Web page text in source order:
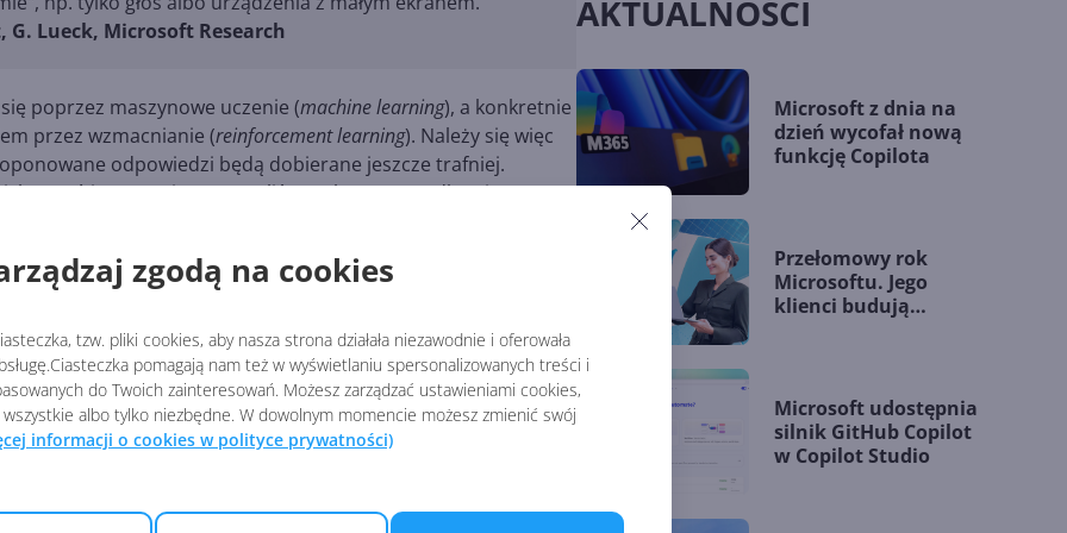
zgodą na cookies
tzw. pliki cookies, aby nasza strona działała niezawodnie i oferowała
pomagają nam też w wyświetlaniu spersonalizowanych treści i
do Twoich zainteresowań. Możesz zarządzać ustawieniami cookies,
albo tylko niezbędne. W dowolnym momencie możesz zmienić swój
informacji o cookies w polityce prywatności)
Lueck, Microsoft Research
poprzez maszynowe uczenie (machine learning), a konkretnie
przez wzmacnianie (reinforcement learning). Należy się więc
odpowiedzi będą dobierane jeszcze trafniej.
pytań jeszcze nie otrzymaliśmy, ale w przypadku Bing to
to-clarify-your-search-query-by-asking-follow-up-questions
Microsoft wycofał
AKTUALNOŚCI
Microsoft z dnia na
dzień wycofał nową
funkcję Copilota
Przełomowy rok
Microsoftu. Jego
klienci budują
Microsoft udostępnia
silnik GitHub Copilot
w Copilot Studio